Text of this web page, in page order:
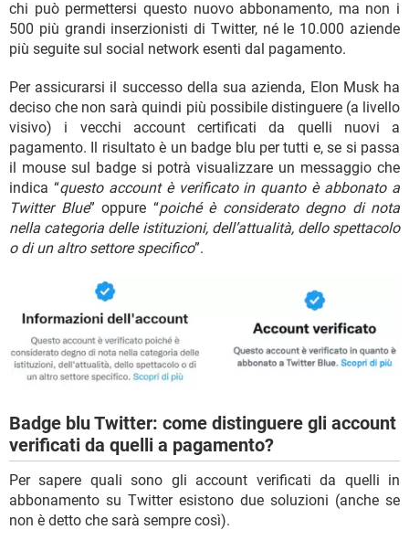
chi può permettersi questo nuovo abbonamento, ma non i
500 più grandi inserzionisti di Twitter, né le 10.000 aziende
più seguite sul social network esenti dal pagamento.
Per assicurarsi il successo della sua azienda, Elon Musk ha
deciso che non sarà quindi più possibile distinguere (a livello
visivo) i vecchi account certificati da quelli nuovi a
pagamento. Il risultato è un badge blu per tutti e, se si passa
il mouse sul badge si potrà visualizzare un messaggio che
indica “questo account è verificato in quanto è abbonato a
Twitter Blue” oppure “poiché è considerato degno di nota
nella categoria delle istituzioni, dell’attualità, dello spettacolo
o di un altro settore specifico”.
Badge blu Twitter: come distinguere gli account
verificati da quelli a pagamento?
Per sapere quali sono gli account verificati da quelli in
abbonamento su Twitter esistono due soluzioni (anche se
non è detto che sarà sempre così).